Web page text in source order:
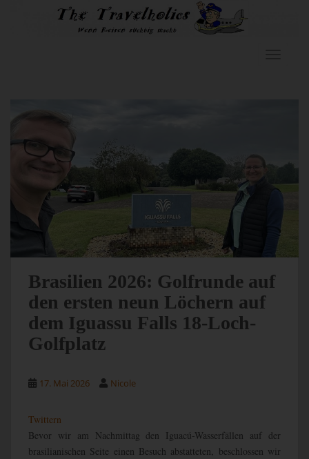
Brasilien 2026: Golfrunde auf
den ersten neun Löchern auf
dem Iguassu Falls 18-Loch-
Golfplatz
17. Mai 2026 Nicole
Twittern
Bevor wir am Nachmittag den Iguacú-Wasserfällen auf der
brasilianischen Seite einen Besuch abstatteten, beschlossen wir